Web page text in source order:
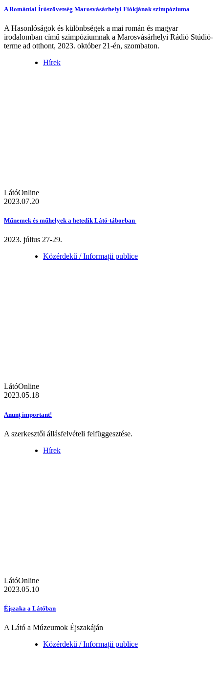
A Romániai Írószövetség Marosvásárhelyi Fiókjának szimpóziuma
A Hasonlóságok és különbségek a mai román és magyar
irodalomban című szimpóziumnak a Marosvásárhelyi Rádió Stúdió-
terme ad otthont, 2023. október 21-én, szombaton.
Hírek
LátóOnline
2023.07.20
Műnemek és műhelyek a hetedik Látó-táborban
2023. július 27-29.
Közérdekű / Informații publice
LátóOnline
2023.05.18
Anunț important!
A szerkesztői állásfelvételi felfüggesztése.
Hírek
LátóOnline
2023.05.10
Éjszaka a Látóban
A Látó a Múzeumok Éjszakáján
Közérdekű / Informații publice